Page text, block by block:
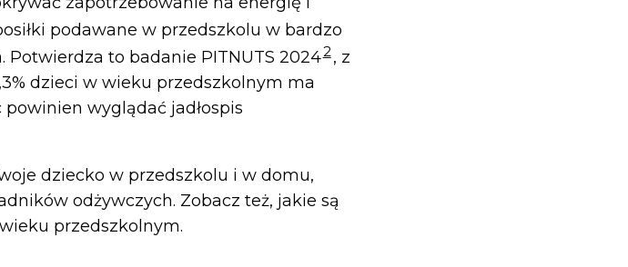
podawane w przedszkolu w bardzo
to badanie PITNUTS 20242, z
dzieci w wieku przedszkolnym ma
wyglądać jadłospis
dziecko w przedszkolu i w domu,
odżywczych. Zobacz też, jakie są
przedszkolnym.